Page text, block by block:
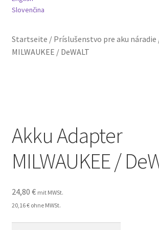
BLACK DECKER
DeWALT
FLEX
FLYMO
GARDENA
Slovenčina
Startseite / Príslušenstvo pre aku náradie
MILWAUKEE / DeWALT
Akku Adapter
MILWAUKEE /
24,80 € mit MWSt.
20,16€ohne MWSt.